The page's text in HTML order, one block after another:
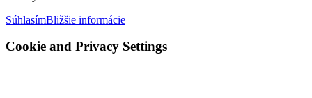
SúhlasímBližšie informácie
Cookie and Privacy Settings